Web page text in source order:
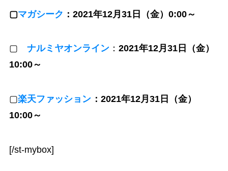
▢マガシーク ：2021年12月31日（金）0:00～
▢ ナルミヤオンライン： 2021年12月31日（金）
10:00～
▢楽天ファッション ：2021年12月31日（金）
10:00～
[/st-mybox]